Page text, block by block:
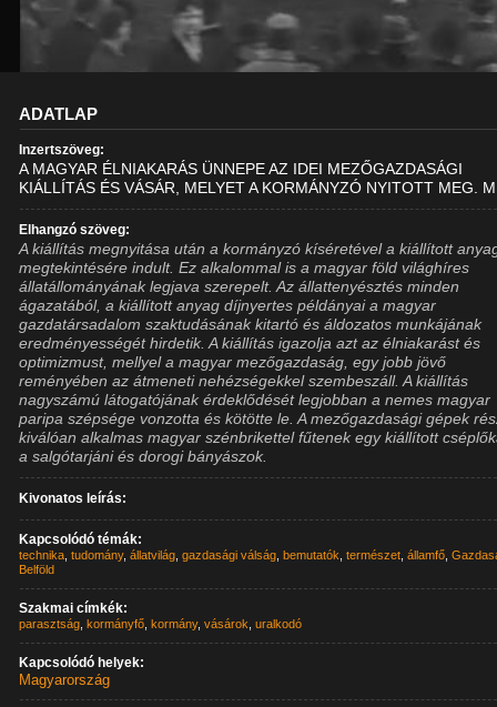
ADATLAP
Inzertszöveg:
A MAGYAR ÉLNIAKARÁS ÜNNEPE AZ IDEI MEZŐGAZDASÁGI
KIÁLLÍTÁS ÉS VÁSÁR, MELYET A KORMÁNYZÓ NYITOTT MEG.
Elhangzó szöveg:
A kiállítás megnyitása után a kormányzó kíséretével a kiállított
megtekintésére indult. Ez alkalommal is a magyar föld világhíres
állatállományának legjava szerepelt. Az állattenyésztés minden
ágazatából, a kiállított anyag díjnyertes példányai a magyar
gazdatársadalom szaktudásának kitartó és áldozatos munkájának
eredményességét hirdetik. A kiállítás igazolja azt az élniakarást és
optimizmust, mellyel a magyar mezőgazdaság, egy jobb jövő
reményében az átmeneti nehézségekkel szembeszáll. A kiállítás
nagyszámú látogatójának érdeklődését legjobban a nemes magyar
paripa szépsége vonzotta és kötötte le. A mezőgazdasági gépek
kiválóan alkalmas magyar szénbrikettel fűtenek egy kiállított
a salgótarjáni és dorogi bányászok.
Kivonatos leírás:
Kapcsolódó témák:
technika ,tudomány,állatvilág ,gazdasági válság ,bemutatók ,természet ,államfő ,
Belföld
Szakmai címkék:
parasztság ,kormányfő ,kormány,vásárok ,uralkodó
Kapcsolódó helyek:
Magyarország